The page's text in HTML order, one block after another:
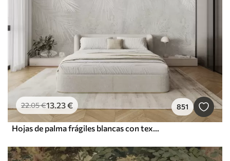
22.05€13.23€ 851
Hojas de palma frágiles blancas con textura grunge